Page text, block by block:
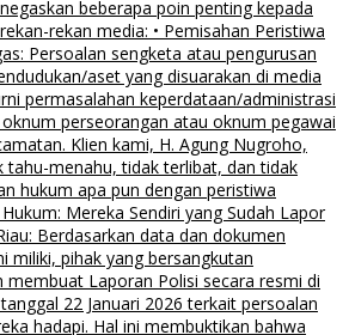
beberapa poin penting kepada
rekan media: • Pemisahan Peristiwa
Persoalan sengketa atau pengurusan
aset yang disuarakan di media
permasalahan keperdataan/administrasi
perseorangan atau oknum pegawai
Klien kami, H. Agung Nugroho,
tahu-menahu, tidak terlibat, dan tidak
hukum apa pun dengan peristiwa
Mereka Sendiri yang Sudah Lapor
Berdasarkan data dan dokumen
miliki, pihak yang bersangkutan
membuat Laporan Polisi secara resmi di
22 Januari 2026 terkait persoalan
hadapi. Hal ini membuktikan bahwa